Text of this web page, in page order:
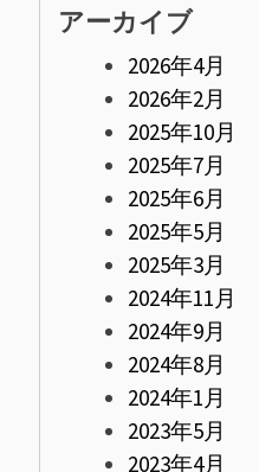
アーカイブ
2026年4月
2026年2月
2025年10月
2025年7月
2025年6月
2025年5月
2025年3月
2024年11月
2024年9月
2024年8月
2024年1月
2023年5月
2023年4月